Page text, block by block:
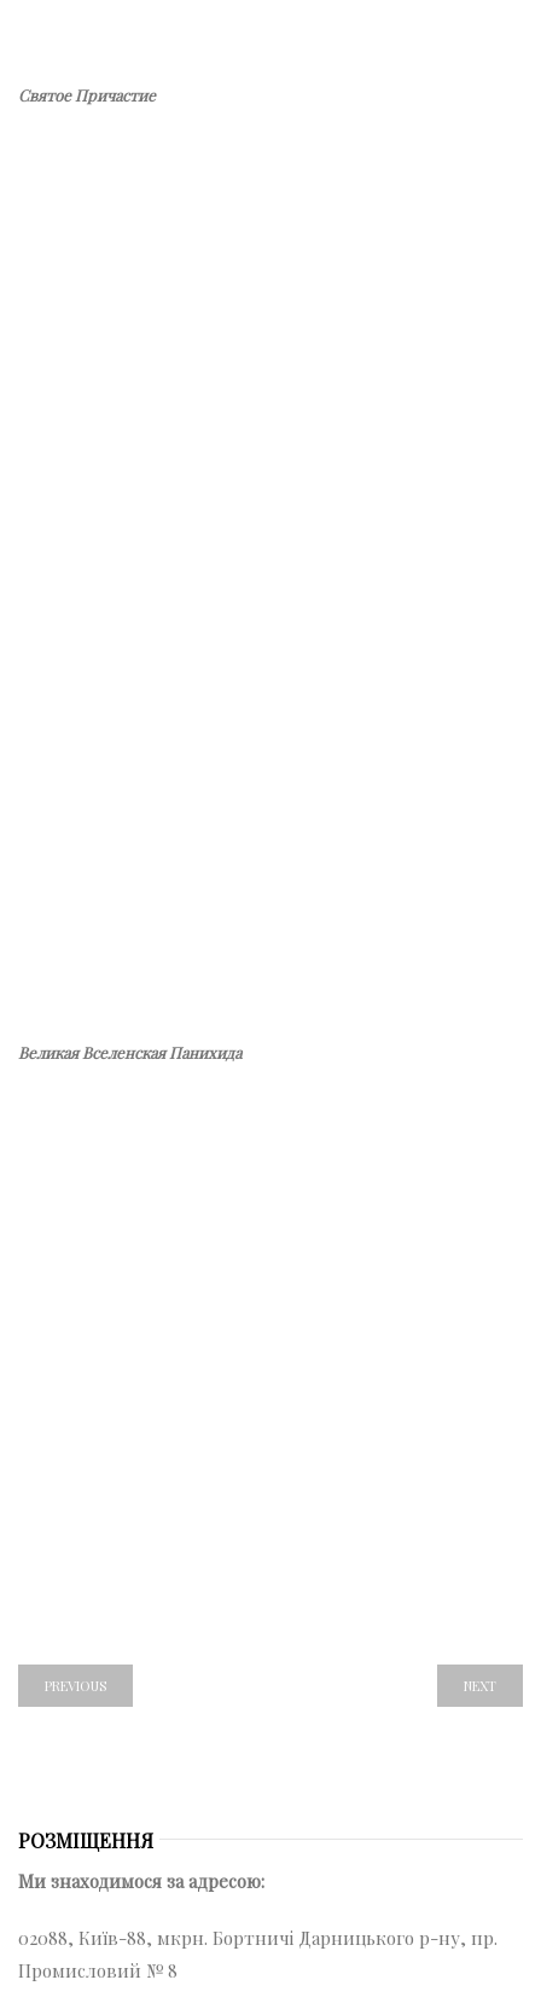
Святое Причастие
Великая Вселенская Панихида
PREVIOUS NEXT
РОЗМІЩЕННЯ
Ми знаходимося за адресою:
02088, Київ-88, мкрн. Бортничі Дарницького р-ну, пр.
Промисловий № 8